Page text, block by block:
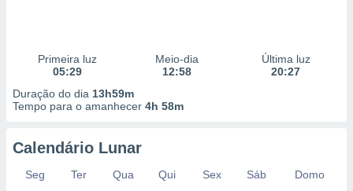
Primeira luz
05:29
Meio-dia
12:58
Última luz
20:27
Duração do dia 13h59m
Tempo para o amanhecer 4h 58m
Calendário Lunar
Seg Ter Qua Qui Sex Sáb
Domo